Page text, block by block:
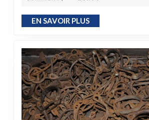
EN SAVOIR PLUSEN SAVOIR PLUS